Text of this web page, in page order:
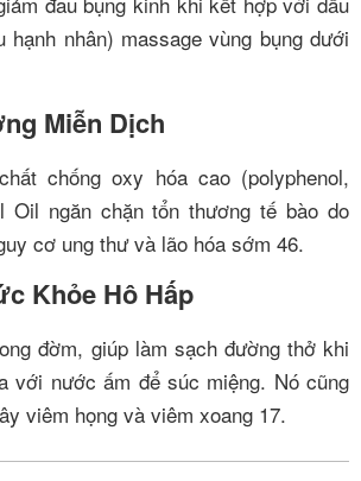
hạnh nhân) massage vùng bụng dưới
Miễn Dịch
chống oxy hóa cao (polyphenol,
Oil ngăn chặn tổn thương tế bào do
cơ ung thư và lão hóa sớm 46.
Khỏe Hô Hấp
đờm, giúp làm sạch đường thở khi
với nước ấm để súc miệng. Nó cũng
viêm họng và viêm xoang 17.